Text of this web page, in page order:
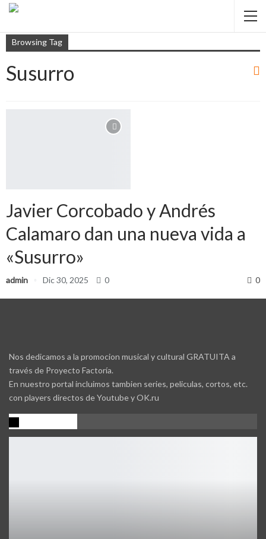
Browsing Tag
Susurro
Javier Corcobado y Andrés
Calamaro dan una nueva vida a
«Susurro»
admin Dic 30, 2025 0 0
Nos dedicamos a la promocion musical y cultural GRATUITA a
través de Proyecto Factoría.
En nuestro portal incluimos tambien series, peliculas, cortos, etc.
con players directos de Youtube y OK.ru